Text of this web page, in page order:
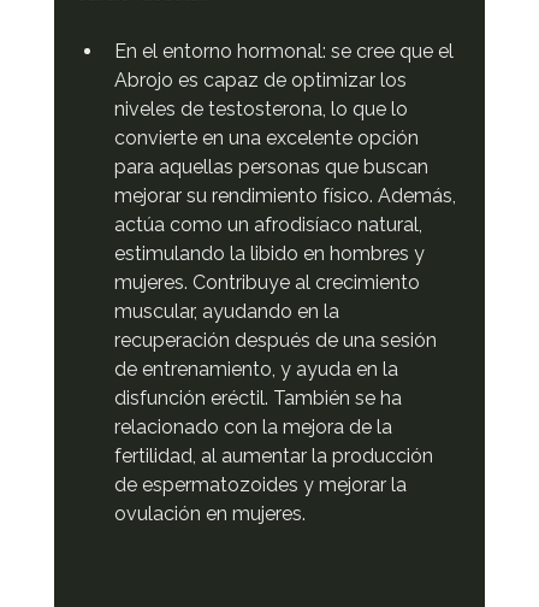
En el entorno hormonal: se cree que el
Abrojo es capaz de optimizar los
niveles de testosterona, lo que lo
convierte en una excelente opción
para aquellas personas que buscan
mejorar su rendimiento físico. Además,
actúa como un afrodisíaco natural,
estimulando la libido en hombres y
mujeres. Contribuye al crecimiento
muscular, ayudando en la
recuperación después de una sesión
de entrenamiento, y ayuda en la
disfunción eréctil. También se ha
relacionado con la mejora de la
fertilidad, al aumentar la producción
de espermatozoides y mejorar la
ovulación en mujeres.